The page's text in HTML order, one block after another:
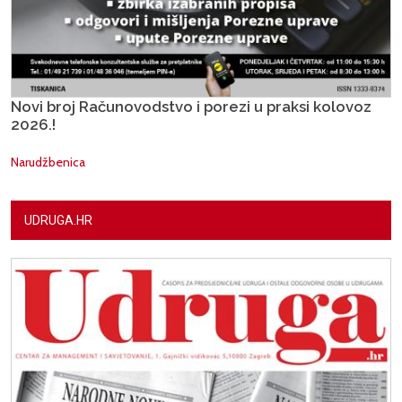
Novi broj Računovodstvo i porezi u praksi kolovoz
2026.!
Narudžbenica
UDRUGA.HR